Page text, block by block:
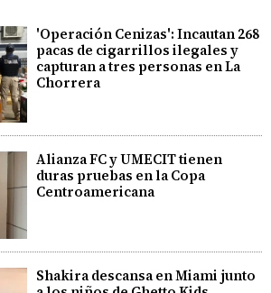
'Operación Cenizas': Incautan 268
pacas de cigarrillos ilegales y
capturan a tres personas en La
Chorrera
Alianza FC y UMECIT tienen
duras pruebas en la Copa
Centroamericana
Shakira descansa en Miami junto